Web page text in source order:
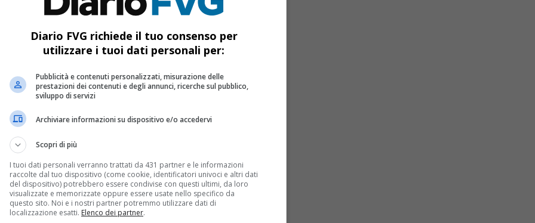
sono stati idispositivi intrasacculari più
che permettono il trattamento degli
meno invasivo rispetto alla chirurgia
posizionati con precisione tramite
direttamente all’interno della sacca
i rischi per il paziente e
Diario FVG richiede il tuo consenso per
utilizzare i tuoi dati personali per:
Pubblicità e contenuti personalizzati, misurazione delle
prestazioni dei contenuti e degli annunci, ricerche sul pubblico,
sviluppo di servizi
Archiviare informazioni su dispositivo e/o accedervi
Scopri di più
I tuoi dati personali verranno trattati da 431 partner e le informazioni
raccolte dal tuo dispositivo (come cookie, identificatori univoci e altri dati
del dispositivo) potrebbero essere condivise con questi ultimi, da loro
visualizzate e memorizzate oppure essere usate nello specifico da
questo sito. Noi e i nostri partner potremmo utilizzare dati di
localizzazione esatti. Elenco dei partner.